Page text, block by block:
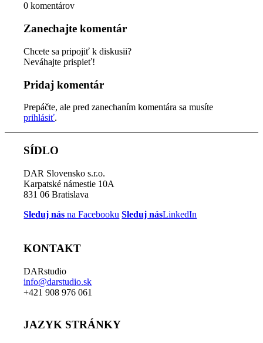
0 komentárov
Zanechajte komentár
Chcete sa pripojiť k diskusii?
Neváhajte prispieť!
Pridaj komentár
Prepáčte, ale pred zanechaním komentára sa musíte
prihlásiť.
SÍDLO
DAR Slovensko s.r.o.
Karpatské námestie 10A
831 06 Bratislava
Sleduj nás na Facebooku Sleduj násLinkedIn
KONTAKT
DARstudio
info@darstudio.sk
+421 908 976 061
JAZYK STRÁNKY